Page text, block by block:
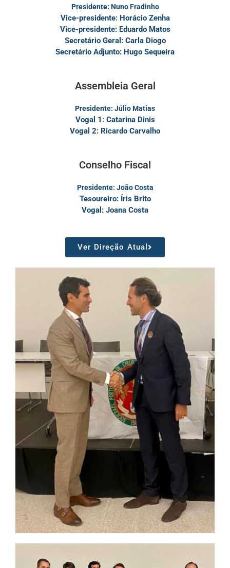
Presidente: Nuno Fradinho
Vice-presidente: Horácio Zenha
Vice-presidente: Eduardo Matos
Secretário Geral: Carla Diogo
Secretário Adjunto: Hugo Sequeira
Assembleia Geral
Presidente: Júlio Matias
Vogal 1: Catarina Dinis
Vogal 2: Ricardo Carvalho
Conselho Fiscal
Presidente: João Costa
Tesoureiro: Íris Brito
Vogal: Joana Costa
Ver Direção Atual